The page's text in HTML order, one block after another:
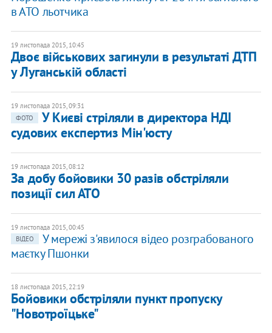
в АТО льотчика
19 листопада 2015, 10:45
Двоє військових загинули в результаті ДТП
у Луганській області
19 листопада 2015, 09:31
ФОТО
У Києві стріляли в директора НДІ
судових експертиз Мін'юсту
19 листопада 2015, 08:12
За добу бойовики 30 разів обстріляли
позиції сил АТО
19 листопада 2015, 00:45
ВІДЕО
У мережі з'явилося відео розграбованого
маєтку Пшонки
18 листопада 2015, 22:19
Бойовики обстріляли пункт пропуску
"Новотроїцьке"